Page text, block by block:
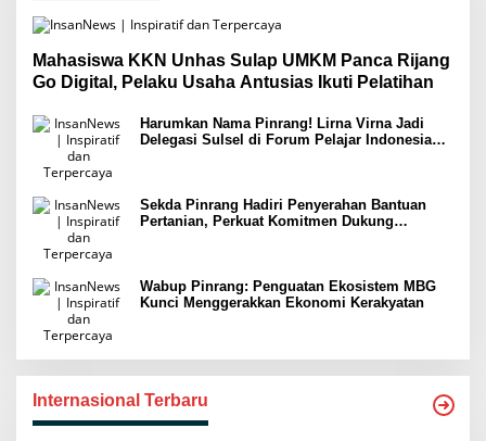
Mahasiswa KKN Unhas Sulap UMKM Panca Rijang
Go Digital, Pelaku Usaha Antusias Ikuti Pelatihan
Harumkan Nama Pinrang! Lirna Virna Jadi
Delegasi Sulsel di Forum Pelajar Indonesia
Sekda Pinrang Hadiri Penyerahan Bantuan
Pertanian, Perkuat Komitmen Dukung
Wabup Pinrang: Penguatan Ekosistem MBG
Kunci Menggerakkan Ekonomi Kerakyatan
Internasional Terbaru